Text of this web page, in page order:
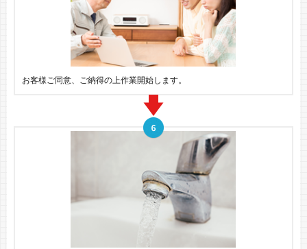
お客様ご同意、ご納得の上作業開始します。